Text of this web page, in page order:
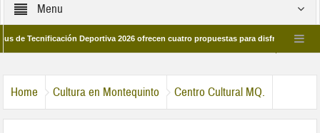
Menu
Deportiva 2026 ofrecen cuatro propuestas para disfrutar del deporte
Home Cultura en Montequinto Centro Cultural MQ.